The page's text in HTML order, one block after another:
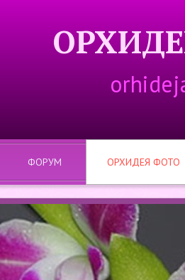
ФОРУМ ОРХИДЕЯ ФОТО